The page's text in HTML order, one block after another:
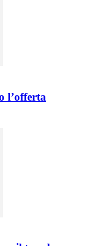
l’offerta